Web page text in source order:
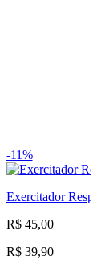
-11%
Exercitador
R$ 45,00
R$ 39,90